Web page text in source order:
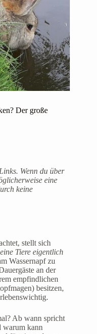
Der große
Wenn du über
eine
keine
stellt sich
Tiere eigentlich
Wassernapf zu
an der
empfindlichen
besitzen,
Ab wann spricht
warum kann